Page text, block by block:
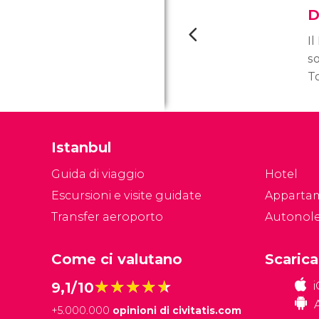
Istanbul
Guida di viaggio
Escursioni e visite guidate
Transfer aeroporto
Hotel
Come ci valutano
9,1/10★★★★★
★★★★★
+5.000.000 opinioni di civitatis.com